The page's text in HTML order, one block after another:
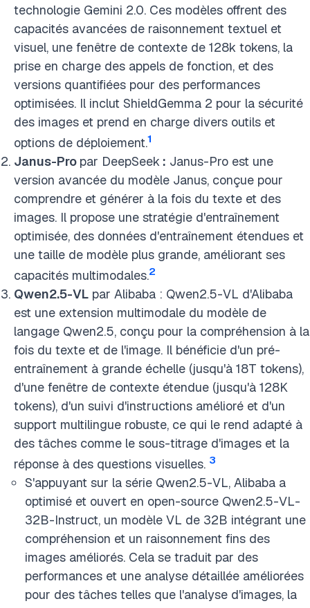
technologie Gemini 2.0. Ces modèles offrent des
capacités avancées de raisonnement textuel et
visuel, une fenêtre de contexte de 128k tokens, la
prise en charge des appels de fonction, et des
versions quantifiées pour des performances
optimisées. Il inclut ShieldGemma 2 pour la sécurité
des images et prend en charge divers outils et
options de déploiement.1
Janus-Pro par DeepSeek : Janus-Pro est une
version avancée du modèle Janus, conçue pour
comprendre et générer à la fois du texte et des
images. Il propose une stratégie d'entraînement
optimisée, des données d'entraînement étendues et
une taille de modèle plus grande, améliorant ses
capacités multimodales.2
Qwen2.5-VL par Alibaba : Qwen2.5-VL d'Alibaba
est une extension multimodale du modèle de
langage Qwen2.5, conçu pour la compréhension à la
fois du texte et de l'image. Il bénéficie d'un pré-
entraînement à grande échelle (jusqu'à 18T tokens),
d'une fenêtre de contexte étendue (jusqu'à 128K
tokens), d'un suivi d'instructions amélioré et d'un
support multilingue robuste, ce qui le rend adapté à
des tâches comme le sous-titrage d'images et la
réponse à des questions visuelles. 3
S'appuyant sur la série Qwen2.5-VL, Alibaba a
optimisé et ouvert en open-source Qwen2.5-VL-
32B-Instruct, un modèle VL de 32B intégrant une
compréhension et un raisonnement fins des
images améliorés. Cela se traduit par des
performances et une analyse détaillée améliorées
pour des tâches telles que l'analyse d'images, la